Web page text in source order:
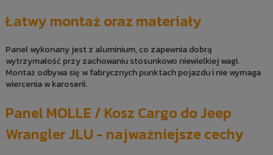
Łatwy montaż oraz materiały
Panel wykonany jest z aluminium, co zapewnia dobrą
wytrzymałość przy zachowaniu stosunkowo niewielkiej wagi.
Montaż odbywa się w fabrycznych punktach pojazdu i nie wymaga
wiercenia w karoserii.
Panel MOLLE / Kosz Cargo do Jeep
Wrangler JLU - najważniejsze cechy